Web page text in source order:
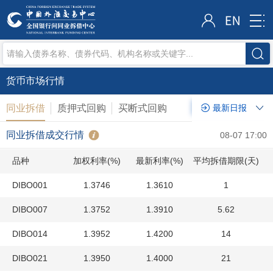
货币市场行情
最新日报
同业拆借 质押式回购 买断式回购
08-07 17:00
同业拆借成交行情
品种 加权利率(%) 最新利率(%) 平均拆借期限(天)
DIBO001 1.3746 1.3610 1
DIBO007 1.3752 1.3910 5.62
DIBO014 1.3952 1.4200 14
DIBO021 1.3950 1.4000 21